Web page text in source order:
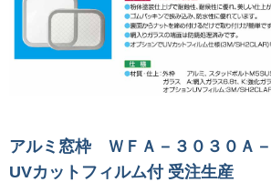
アルミ窓枠 ＷＦＡ－３０３０Ａ
UVカットフィルム付 受注生産